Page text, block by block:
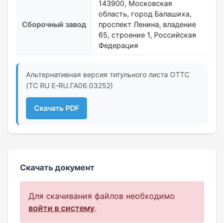
Сборочный завод
143900, Московская
область, город Балашиха,
проспект Ленина, владение
65, строение 1, Российская
Федерация
Альтернативная версия титульного листа ОТТС
(ТС RU Е-RU.ГА06.03252)
Скачать PDF
Скачать документ
Для скачивания файлов необходимо
войти в систему.